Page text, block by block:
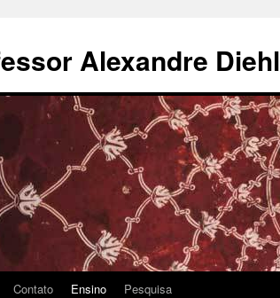
Alexandre Diehl
Contato Ensino Pesquisa